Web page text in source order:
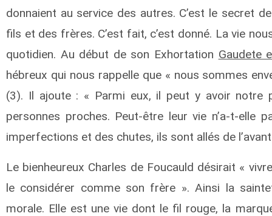
donnaient au service des autres. C’est le secret
fils et des frères. C’est fait, c’est donné. La vie
quotidien. Au début de son Exhortation Gaudete
hébreux qui nous rappelle que « nous sommes
(3). Il ajoute : « Parmi eux, il peut y avoir notre
personnes proches. Peut-être leur vie n’a-t-elle
imperfections et des chutes, ils sont allés de
Le bienheureux Charles de Foucauld désirait «
le considérer comme son frère ». Ainsi la
morale. Elle est une vie dont le fil rouge, la